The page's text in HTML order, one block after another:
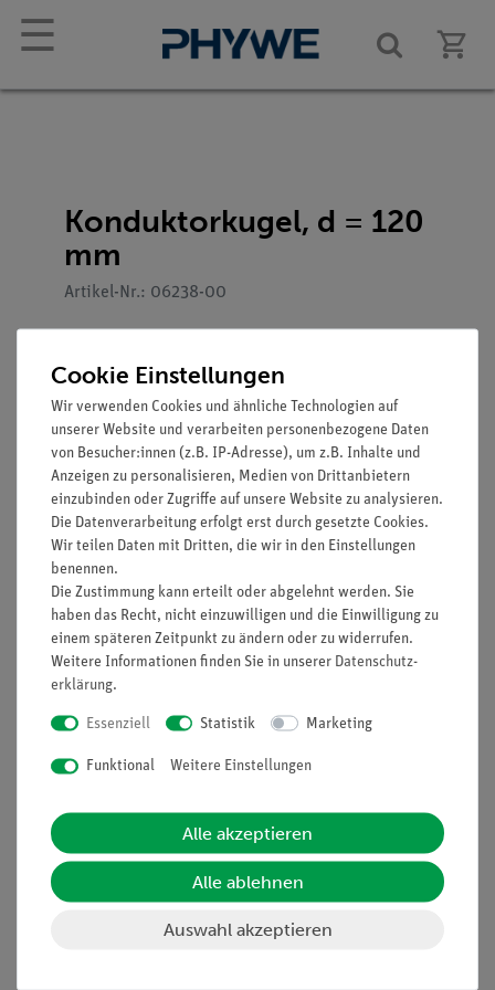
☰
Konduktorkugel, d = 120
mm
Artikel-Nr.: 06238-00
Funktion und Verwendung
Für elektrostatische Versuche, z. B. zur Bestimmung der
Kapazität einer Kugel, für Influenzversuche sowie für
Versuche in Verbindung mit den Halbkugeln nach
Cavendish (06273.00).
Ausstattung und technische
Durchmesser: 120 mm.
Zubehör
Isolierstiel (06021.00).
Cookie Einstellungen
Wir verwenden Cookies und ähnliche Technologien auf
unserer Website und verarbeiten personenbezogene Daten
von Besucher:innen (z.B. IP-Adresse), um z.B. Inhalte und
Anzeigen zu personalisieren, Medien von Drittanbietern
einzubinden oder Zugriffe auf unsere Website zu analysieren.
Die Datenverarbeitung erfolgt erst durch gesetzte Cookies.
Wir teilen Daten mit Dritten, die wir in den Einstellungen
benennen.
Die Zustimmung kann erteilt oder abgelehnt werden. Sie
haben das Recht, nicht einzuwilligen und die Einwilligung zu
einem späteren Zeitpunkt zu ändern oder zu widerrufen.
Weitere Informationen finden Sie in unserer Daten­schutz­
erklärung.
Essenziell Statistik Marketing
Funktional Weitere Einstellungen
Alle akzeptieren
Alle ablehnen
Auswahl akzeptieren